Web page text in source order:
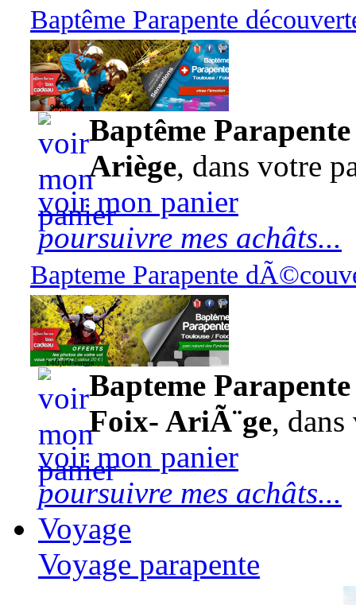
Baptême Parapente
95,00 euros
Baptême
Ariège, dans votre
voir mon panier
poursuivre mes achâts...
Bapteme Parapente
140,00 euros
Bapteme
Foix- AriÃ¨ge,
voir mon panier
poursuivre mes achâts...
Voyage
Voyage parapente